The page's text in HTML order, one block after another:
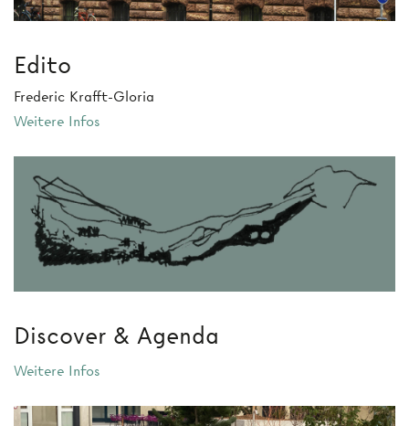
Edito
Frederic Krafft-Gloria
Weitere Infos
Discover & Agenda
Weitere Infos